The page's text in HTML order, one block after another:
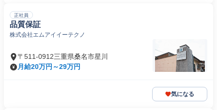
正社員
品質保証
株式会社エムアイイーテクノ
〒511-0912三重県桑名市星川
月給20万円～29万円
気になる